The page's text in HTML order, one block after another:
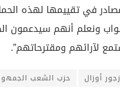
في تقييمها لهذه
ونعلم أنهم سيدعمون
لآرائهم ومقترحاتهم”.
أوزال حزب الشعب